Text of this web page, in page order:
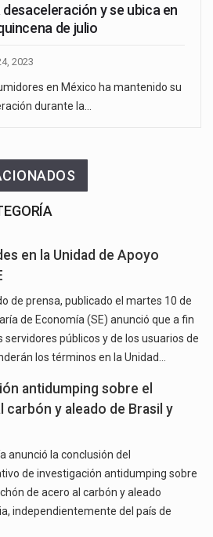
y se ubica en
de julio
2023
en México ha mantenido su
durante la…
en la Unidad de Apoyo
de prensa, publicado el martes 10 de
de Economía (SE) anunció que a fin
servidores públicos y de los usuarios de
los términos en la Unidad…
antidumping sobre el
carbón y aleado de Brasil y
anunció la conclusión del
de investigación antidumping sobre
de acero al carbón y aleado
independientemente del país de